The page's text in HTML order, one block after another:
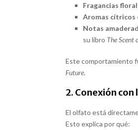
Fragancias
Aromas cítricos
Notas
su libro The Scent
Este comportamiento
Future.
2. Conexión
El olfato está
Esto explica por qué: